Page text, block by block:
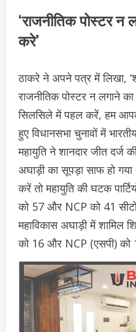
‘राजनीतिक पोस्टर
करे’
ठाकरे ने अपने पत्र में लिखा,
राजनीतिक पोस्टर न लगाने
सिलसिले में पहल करें, हम
हुए विधानसभा चुनावों में
महायुति ने शानदार जीत दर्ज
अघाड़ी का सूपड़ा साफ हो
करें तो महायुति की घटक
को 57 और NCP को 41
महाविकास अघाड़ी में शामिल
को 16 और NCP (एसपी) को